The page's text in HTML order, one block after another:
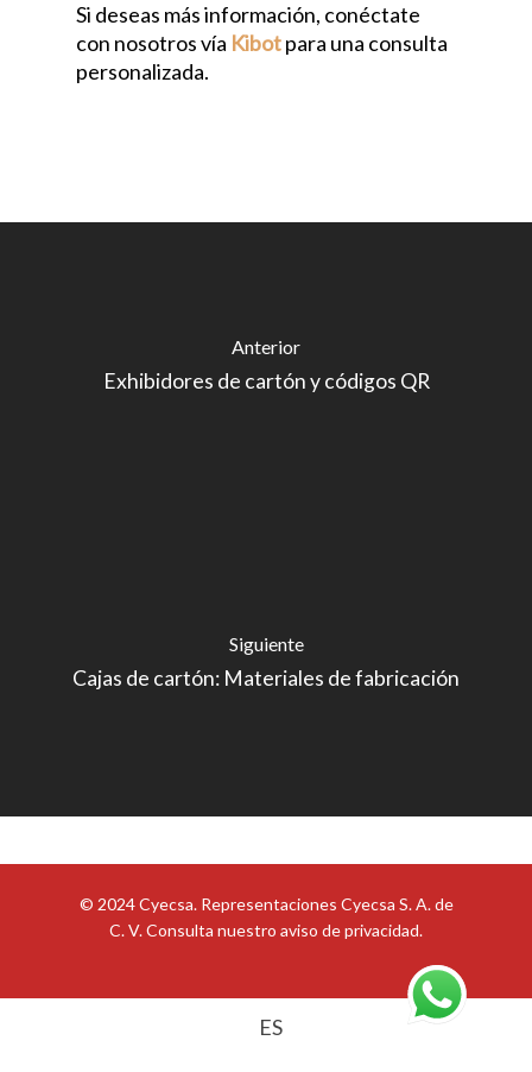
Si deseas más información, conéctate
con nosotros vía Kibotpara una consulta
personalizada.
Anterior
Exhibidores de cartón y códigos QR
Siguiente
Cajas de cartón: Materiales de fabricación
© 2024 Cyecsa. Representaciones Cyecsa S. A. de
C. V. Consulta nuestro aviso de privacidad.
ES